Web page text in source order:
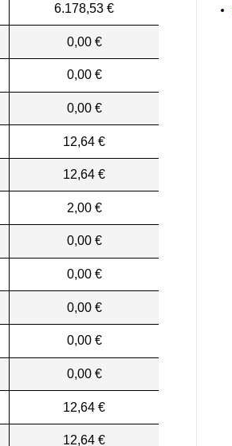
6.178,53 €
0,00 €
0,00 €
0,00 €
12,64 €
12,64 €
2,00 €
0,00 €
0,00 €
0,00 €
0,00 €
0,00 €
12,64 €
12,64 €